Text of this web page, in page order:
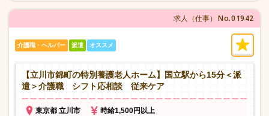
求人（仕事） No.01942
介護職・ヘルパー 派遣 オススメ
【立川市錦町の特別養護老人ホーム】国立駅から15分＜派
遣＞介護職 シフト応相談 従来ケア
東京都 立川市
時給1,500円以上